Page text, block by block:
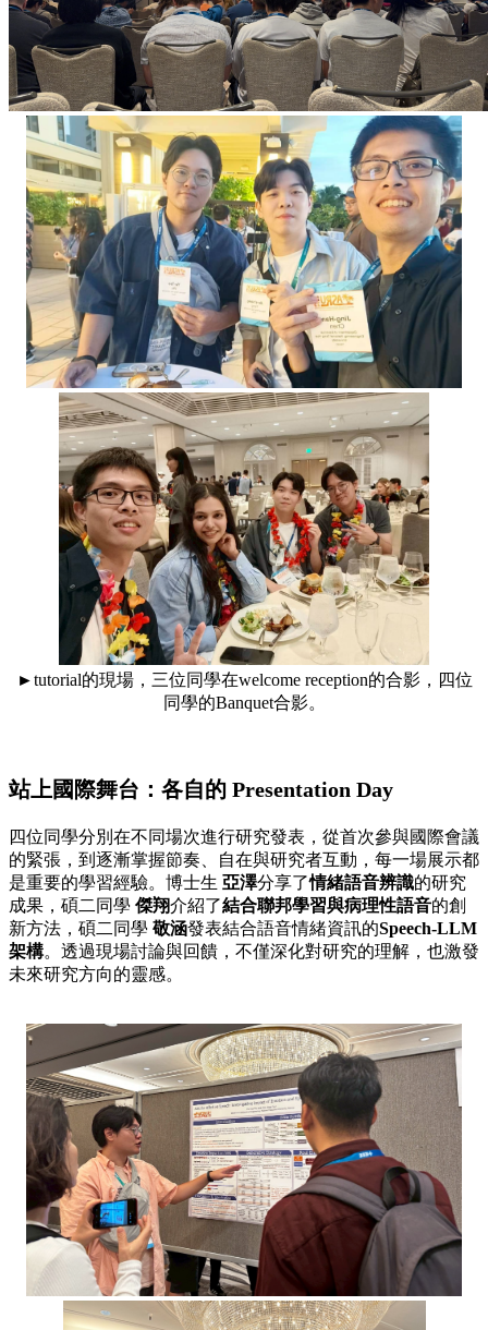
►tutorial的現場，三位同學在welcome reception的合影，四位
同學的Banquet合影。
站上國際舞台：各自的 Presentation Day
四位同學分別在不同場次進行研究發表，從首次參與國際會議
的緊張，到逐漸掌握節奏、自在與研究者互動，每一場展示都
是重要的學習經驗。博士生 亞澤分享了情緒語音辨識的研究
成果，碩二同學 傑翔介紹了結合聯邦學習與病理性語音的創
新方法，碩二同學 敬涵發表結合語音情緒資訊的Speech-LLM
架構。透過現場討論與回饋，不僅深化對研究的理解，也激發
未來研究方向的靈感。